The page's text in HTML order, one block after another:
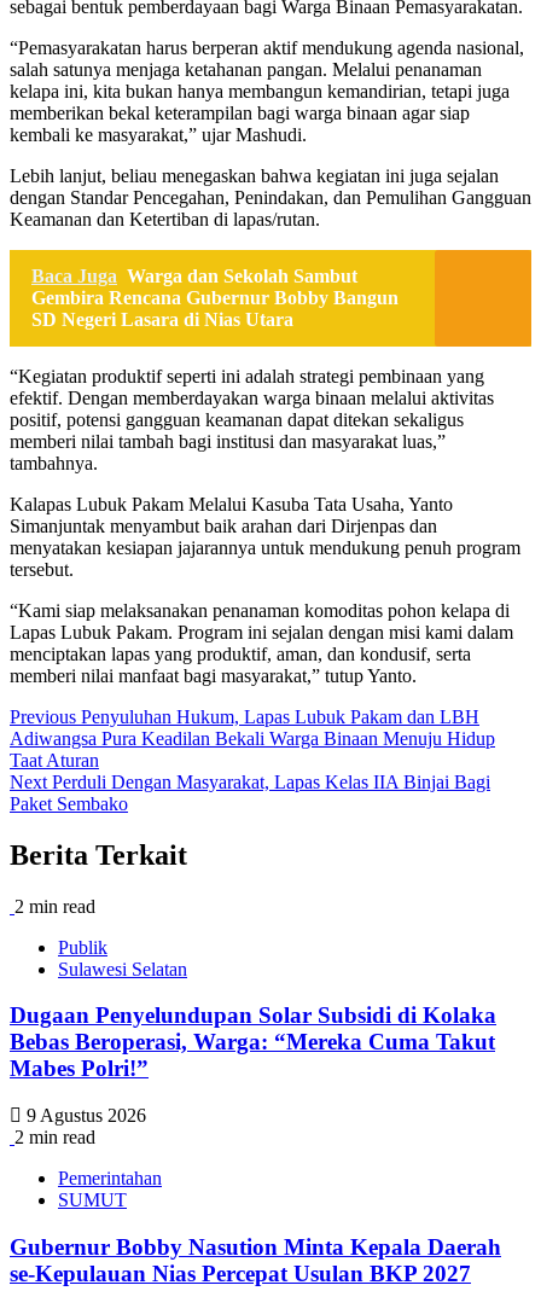
sebagai bentuk pemberdayaan bagi Warga Binaan Pemasyarakatan.
“Pemasyarakatan harus berperan aktif mendukung agenda nasional,
salah satunya menjaga ketahanan pangan. Melalui penanaman
kelapa ini, kita bukan hanya membangun kemandirian, tetapi juga
memberikan bekal keterampilan bagi warga binaan agar siap
kembali ke masyarakat,” ujar Mashudi.
Lebih lanjut, beliau menegaskan bahwa kegiatan ini juga sejalan
dengan Standar Pencegahan, Penindakan, dan Pemulihan Gangguan
Keamanan dan Ketertiban di lapas/rutan.
Baca Juga Warga dan Sekolah Sambut
Gembira Rencana Gubernur Bobby Bangun
SD Negeri Lasara di Nias Utara
“Kegiatan produktif seperti ini adalah strategi pembinaan yang
efektif. Dengan memberdayakan warga binaan melalui aktivitas
positif, potensi gangguan keamanan dapat ditekan sekaligus
memberi nilai tambah bagi institusi dan masyarakat luas,”
tambahnya.
Kalapas Lubuk Pakam Melalui Kasuba Tata Usaha, Yanto
Simanjuntak menyambut baik arahan dari Dirjenpas dan
menyatakan kesiapan jajarannya untuk mendukung penuh program
tersebut.
“Kami siap melaksanakan penanaman komoditas pohon kelapa di
Lapas Lubuk Pakam. Program ini sejalan dengan misi kami dalam
menciptakan lapas yang produktif, aman, dan kondusif, serta
memberi nilai manfaat bagi masyarakat,” tutup Yanto.
Post
navigation
Previous Penyuluhan Hukum, Lapas Lubuk Pakam dan LBH
Adiwangsa Pura Keadilan Bekali Warga Binaan Menuju Hidup
Taat Aturan
Next Perduli Dengan Masyarakat, Lapas Kelas IIA Binjai Bagi
Paket Sembako
Berita Terkait
2 min read
Publik
Sulawesi Selatan
Dugaan Penyelundupan Solar Subsidi di Kolaka
Bebas Beroperasi, Warga: “Mereka Cuma Takut
Mabes Polri!”
9 Agustus 2026
2 min read
Pemerintahan
SUMUT
Gubernur Bobby Nasution Minta Kepala Daerah
se-Kepulauan Nias Percepat Usulan BKP 2027